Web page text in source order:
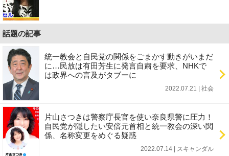
話題の記事
統一教会と自民党の関係をごまかす動きがいまだ
に…民放は有田芳生に発言自粛を要求、NHKで
は政界への言及がタブーに
2022.07.21 | 社会
片山さつきは警察庁長官を使い奈良県警に圧力！
自民党が隠したい安倍元首相と統一教会の深い関
係、名称変更をめぐる疑惑
2022.07.14 | スキャンダル